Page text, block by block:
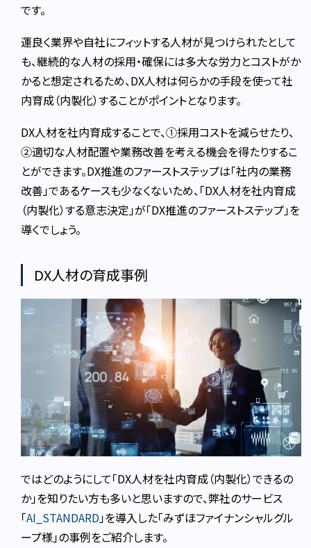
です。
運良く業界や自社にフィットする人材が見つけられたとして
も、継続的な人材の採用・確保には多大な労力とコストがか
かると想定されるため、DX人材は何らかの手段を使って社
内育成（内製化）することがポイントとなります。
DX人材を社内育成することで、①採用コストを減らせたり、
②適切な人材配置や業務改善を考える機会を得たりするこ
とができます。DX推進のファーストステップは「社内の業務
改善」であるケースも少なくないため、「DX人材を社内育成
（内製化）する意志決定」が「DX推進のファーストステップ」を
導くでしょう。
DX人材の育成事例
ではどのようにして「DX人材を社内育成（内製化）できるの
か」を知りたい方も多いと思いますので、弊社のサービス
「AI_STANDARD」を導入した「みずほファイナンシャルグル
ープ様」の事例をご紹介します。